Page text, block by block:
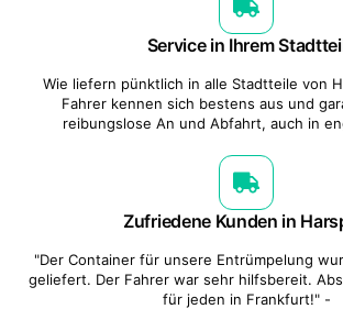
Service in Ihrem
Wie liefern pünktlich in alle Stadtteile von
Fahrer kennen sich bestens aus und
reibungslose An und Abfahrt, auch in
Zufriedene Kunden in
"Der Container für unsere Entrümpelung
geliefert. Der Fahrer war sehr hilfsbereit.
für jeden in Frankfurt!" -